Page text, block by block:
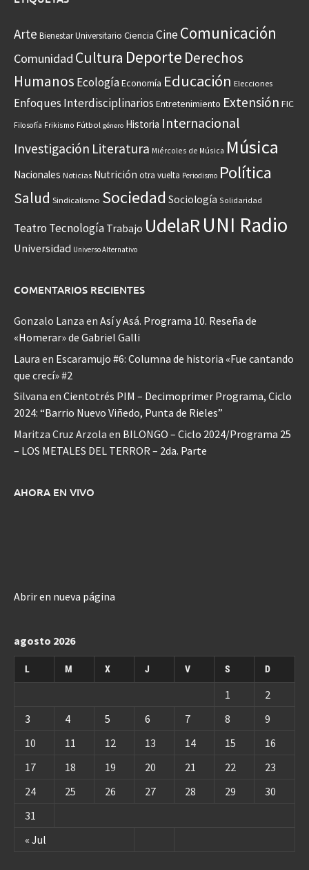
Arte Bienestar Universitario Ciencia CineComunicación
Comunidad Cultura Deporte Derechos
Humanos EcologíaEconomía Educación Elecciones
Enfoques Interdisciplinarios Entretenimiento Extensión FIC
Filosofía Frikismo Fútbol género Historia Internacional
Investigación Literatura Miércoles de Música Música
Nacionales Noticias Nutrición otra vuelta Periodismo Política
Salud Sindicalismo Sociedad Sociología Solidaridad
Teatro Tecnología Trabajo UdelaRUNI Radio
Universidad Universo Alternativo
COMENTARIOS RECIENTES
Gonzalo Lanza en Así y Asá. Programa 10. Reseña de
«Homerar» de Gabriel Galli
Laura en Escaramujo #6: Columna de historia «Fue cantando
que crecí» #2
Silvana en Cientotrés PIM – Decimoprimer Programa, Ciclo
2024: “Barrio Nuevo Viñedo, Punta de Rieles”
Maritza Cruz Arzola en BILONGO – Ciclo 2024/Programa 25
– LOS METALES DEL TERROR – 2da. Parte
AHORA EN VIVO
Abrir en nueva página
agosto 2026
L M X J V S D
« Jul
1
2
3
4 5 6 7 8
9
10
11 12 13 14 15
16
17
18 19 20 21 22
23
24
25 26 27 28 29
30
31